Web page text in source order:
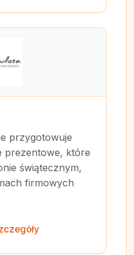
przygotowuje
prezentowe, które
świątecznym,
firmowych